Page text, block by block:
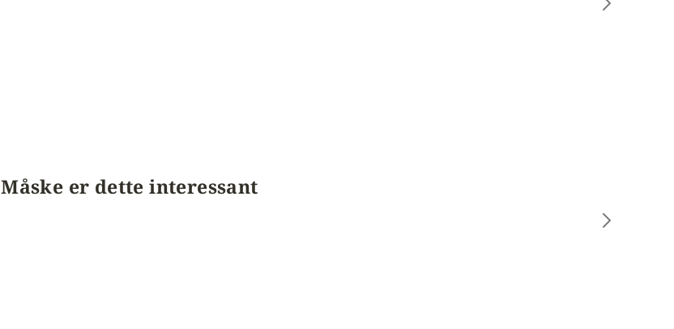
Måske er dette interessant